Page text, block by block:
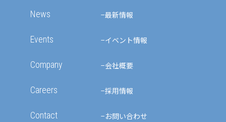
News 最新情報
Events イベント情報
Company 会社概要
Careers 採用情報
Contact お問い合わせ